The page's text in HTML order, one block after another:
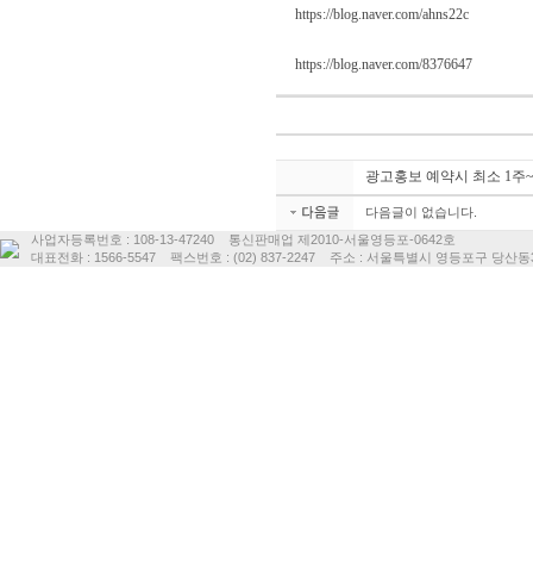
https://blog.naver.com/ahns22c
https://blog.naver.com/8376647
광고홍보 예약시 최소 1주
다음글이 없습니다.
사업자등록번호 : 108-13-47240 통신판매업 제2010-서울영등포-0642호
대표전화 : 1566-5547 팩스번호 : (02) 837-2247 주소 : 서울특별시 영등포구 당산동